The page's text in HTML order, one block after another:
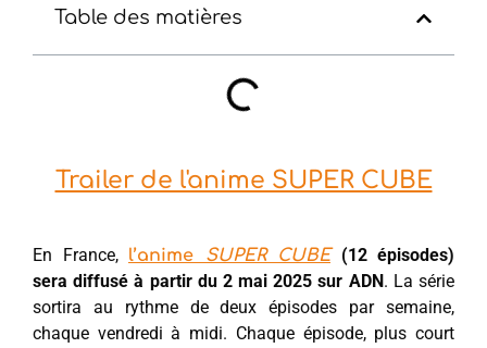
Table des matières
Trailer de l'anime SUPER CUBE
En France, l’anime SUPER CUBE(12 épisodes)
sera diffusé à partir du 2 mai 2025 sur ADN . La série
sortira au rythme de deux épisodes par semaine,
chaque vendredi à midi. Chaque épisode, plus court